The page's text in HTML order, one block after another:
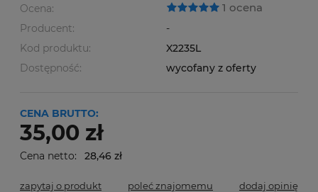
Ocena: 1 ocena
Producent:
-
Kod produktu:
X2235L
Dostępność:
wycofany z oferty
CENA BRUTTO:
35,00 zł
Cena netto: 28,46 zł
zapytaj o produkt poleć znajomemu
dodaj opinię